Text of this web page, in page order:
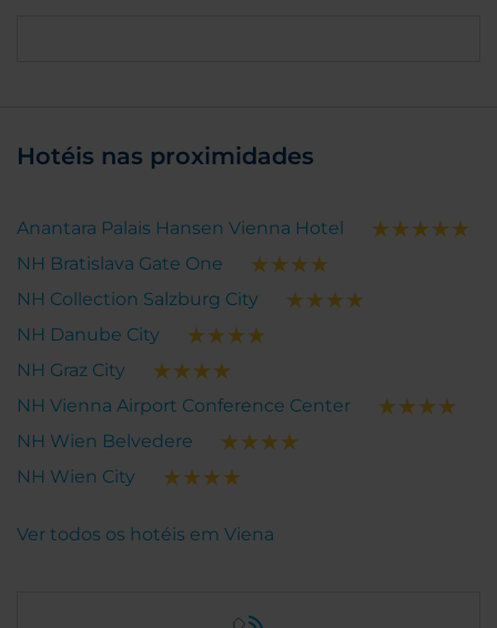
Hotéis nas proximidades
Anantara Palais Hansen Vienna Hotel
NH Bratislava Gate One
NH Collection Salzburg City
NH Danube City
NH Graz City
NH Vienna Airport Conference Center
NH Wien Belvedere
NH Wien City
Ver todos os hotéis em Viena